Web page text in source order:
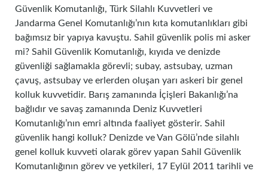
Güvenlik Komutanlığı, Türk Silahlı Kuvvetleri ve
Jandarma Genel Komutanlığı’nın kıta komutanlıkları gibi
bağımsız bir yapıya kavuştu. Sahil güvenlik polis mi asker
mi? Sahil Güvenlik Komutanlığı, kıyıda ve denizde
güvenliği sağlamakla görevli; subay, astsubay, uzman
çavuş, astsubay ve erlerden oluşan yarı askeri bir genel
kolluk kuvvetidir. Barış zamanında İçişleri Bakanlığı’na
bağlıdır ve savaş zamanında Deniz Kuvvetleri
Komutanlığı’nın emri altında faaliyet gösterir. Sahil
güvenlik hangi kolluk? Denizde ve Van Gölü’nde silahlı
genel kolluk kuvveti olarak görev yapan Sahil Güvenlik
Komutanlığının görev ve yetkileri, 17 Eylül 2011 tarihli ve